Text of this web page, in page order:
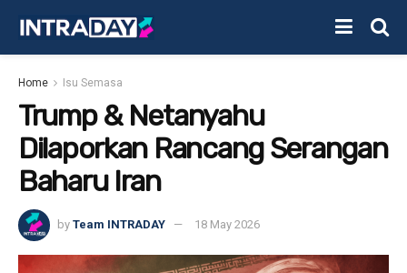
Home Isu Semasa
Trump & Netanyahu
Dilaporkan Rancang Serangan
Baharu Iran
by Team INTRADAY 18 May 2026